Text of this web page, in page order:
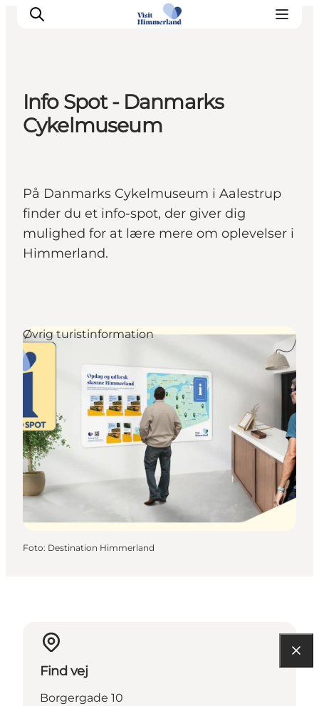
Oplev Himmerland
Udforsk naturen
Planlæg din ferie
Book Oplevelser
Praktisk info
Info Spot - Danmarks
Cykelmuseum
På Danmarks Cykelmuseum i Aalestrup
finder du et info-spot, der giver dig
mulighed for at lære mere om oplevelser i
Himmerland.
Øvrig turistinformation
Foto: Destination Himmerland
Find vej
Borgergade 10